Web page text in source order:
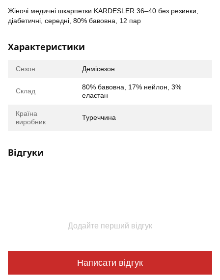
Жіночі медичні шкарпетки KARDESLER 36–40 без резинки,
діабетичні, середні, 80% бавовна, 12 пар
Характеристики
Сезон Демісезон
Склад
80% бавовна, 17% нейлон, 3%
еластан
Країна
виробник
Туреччина
Відгуки
Додайте перший відгук
Написати відгук